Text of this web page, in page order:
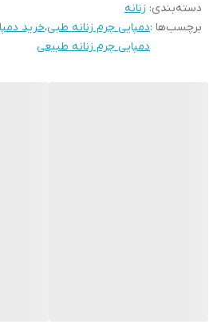
دسته‌بندی: زنانه
برچسب‌ها :دمپایی چرم زنانه طبی،خرید
دمپایی چرم زنانه طبیعی